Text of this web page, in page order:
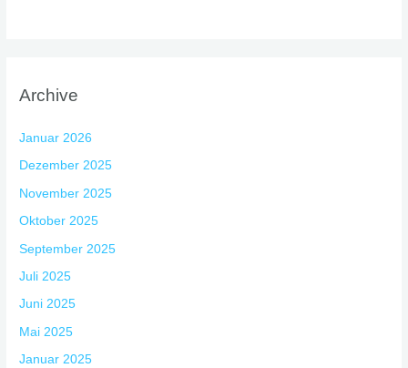
Archive
Januar 2026
Dezember 2025
November 2025
Oktober 2025
September 2025
Juli 2025
Juni 2025
Mai 2025
Januar 2025